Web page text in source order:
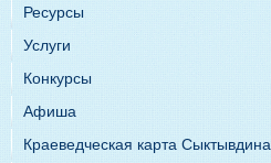
Ресурсы
Услуги
Конкурсы
Афиша
Краеведческая карта Сыктывдина